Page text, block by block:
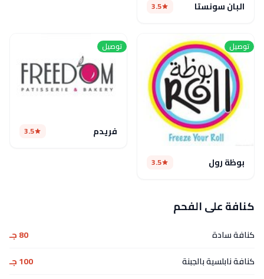
البان سونستا 3.5
توصيل
بوظة رول 3.5
توصيل
فريدم 3.5
كنافة على الفحم
كنافة سادة
80 جـ
كنافة نابلسية بالجبنة
100 جـ